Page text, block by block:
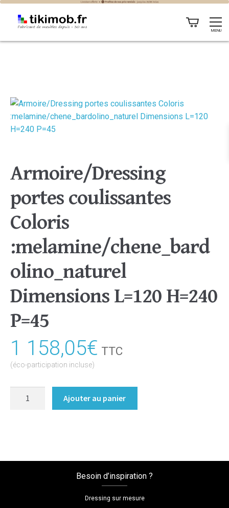
MENU
Armoire/Dressing
portes coulissantes
Coloris
:melamine/chene_bard
olino_naturel
Dimensions L=120 H=240
P=45
1 158,05€ TTC
(éco-participation incluse)
Ajouter au panier
Besoin d’inspiration ?
Dressing sur mesure